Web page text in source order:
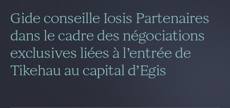
Avocats
Expertises
Global
News & insights
Gide conseille Iosis Partenaires
dans le cadre des négociations
exclusives liées à l’entrée de
Tikehau au capital d’Egis